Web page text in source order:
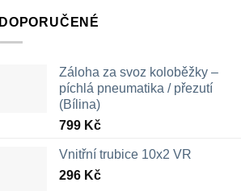
DOPORUČENÉ
Záloha za svoz koloběžky –
píchlá pneumatika / přezutí
(Bílina)
799 Kč
Vnitřní trubice 10x2 VR
296 Kč